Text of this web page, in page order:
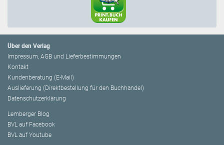
Über den Verlag
Impressum, AGB und Lieferbestimmungen
Kontakt
Kundenberatung (E-Mail)
Auslieferung (Direktbestellung für den Buchhandel)
Datenschutzerklärung
Lemberger Blog
BVL auf Facebook
BVL auf Youtube